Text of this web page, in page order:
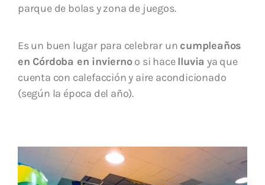
parque de bolas y zona de juegos.
Es un buen lugar para celebrar un cumpleaños
en Córdoba en inviernoo si hacelluvia ya que
cuenta con calefacción y aire acondicionado
(según la época del año).